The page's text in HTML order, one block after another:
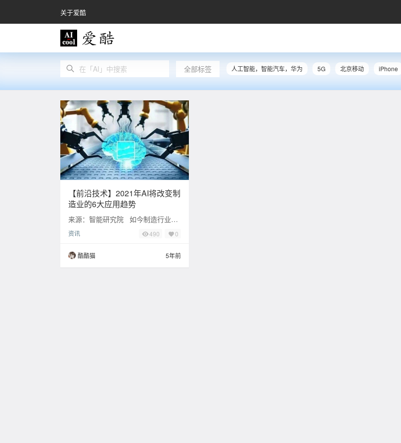
关于爱酷
全部标签 人工智能，智能汽车，华为 5G 北京移动 iPhone
【前沿技术】2021年AI将改变制
造业的6大应用趋势
来源：智能研究院 如今制造行业流
行的是什么?我想，这可少不了“数字
转换”、“工业4.0”、“人工智能(AI
资讯 490 0
酷酷猫 5年前